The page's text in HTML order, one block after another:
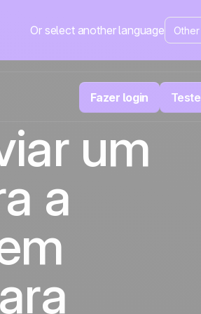
Or select another language
Fazer login
e-A plataforma de CRM e automação de
marketing
Televendas e telemarketing
leads certos e não perca o controle.
Positive
em
um
a